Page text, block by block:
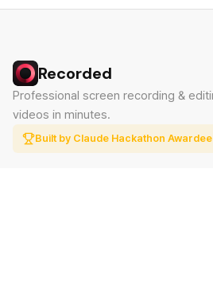
Recorded
Professional screen recording &
videos in minutes.
Built by Claude Hackathon Awardee